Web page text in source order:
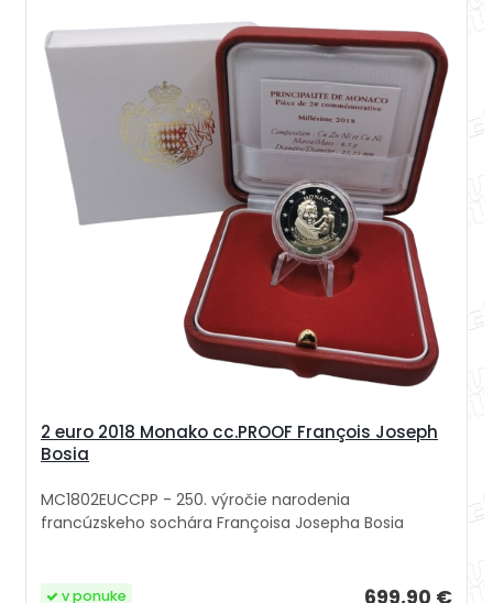
2 euro 2018 Monako cc.PROOF François Joseph
Bosia
MC1802EUCCPP - 250. výročie narodenia
francúzskeho sochára Françoisa Josepha Bosia
699,90 €
v ponuke